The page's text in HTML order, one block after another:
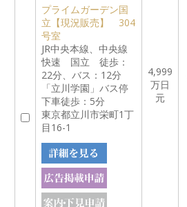
プライムガーデン国
立【現況販売】 304
号室
JR中央本線、中央線
快速 国立 徒歩：
22分、バス：12分
「立川学園」バス停
下車徒歩：5分
東京都立川市栄町1丁
目16-1
4,999
万日
元